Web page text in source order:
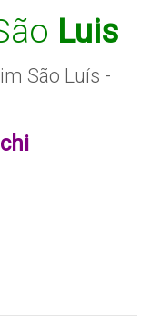
Luis
São Luís -